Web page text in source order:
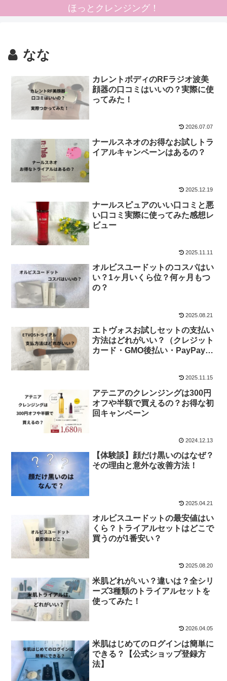
ほっとクレンジング！
なな
カレントボディのRFラジオ波美
顔器の口コミはいいの？実際に使
ってみた！
2026.07.07
ナールスネオのお得なお試しトラ
イアルキャンペーンはあるの？
2025.12.19
ナールスピュアのいい口コミと悪
い口コミ実際に使ってみた感想レ
ビュー
2025.11.11
オルビスユードットのコスパはい
い？1ヶ月いくら位？何ヶ月もつ
の？
2025.08.21
エトヴォスお試しセットの支払い
方法はどれがいい？（クレジット
カード・GMO後払い・PayPay・
2025.11.15
アテニアのクレンジングは300円
オフや半額で買えるの？お得な初
回キャンペーン
2024.12.13
【体験談】顔だけ黒いのはなぜ？
その理由と意外な改善方法！
2025.04.21
オルビスユードットの最安値はい
くら？トライアルセットはどこで
買うのが1番安い？
2025.08.20
米肌どれがいい？違いは？全シリ
ーズ3種類のトライアルセットを
使ってみた！
2026.04.05
米肌はじめてのログインは簡単に
できる？【公式ショップ登録方
法】